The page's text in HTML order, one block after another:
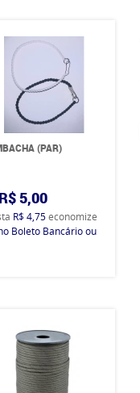
(PAR)
R$ 5,00
R$ 4,75economize
Boleto Bancário ou